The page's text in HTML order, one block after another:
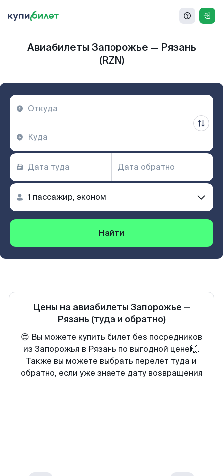
Авиабилеты Запорожье — Рязань
(RZN)
Найти
Цены на авиабилеты Запорожье —
Рязань (туда и обратно)
😍 Вы можете купить билет без посредников
из Запорожья в Рязань по выгодной цене🙌.
Также вы можете выбрать перелет туда и
обратно, если уже знаете дату возвращения